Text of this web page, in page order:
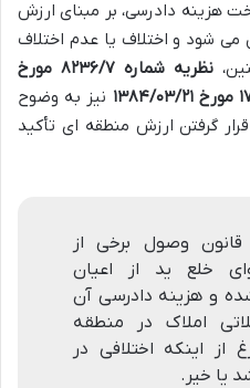
هزینه دادرسی، بر مبنای ارزش
می شود و اختلاف یا عدم اختلاف
نظریه شماره ۸۲۳۶/۷ مورخ
نیز به وضوح
گرفتن ارزش منطقه ای تأکید
طبق بند ۱۲ ماده ۳ قانون وصول برخی از
خلع ید از اعیان
و هزینه دادرسی آن
املاک در منطقه
اینکه اختلافی در
یا خیر.